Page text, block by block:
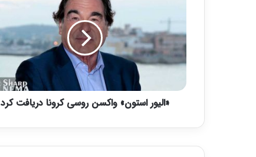
و
ا
ت
»
«الیور استون» واکسن روسی کرونا دریافت کرد